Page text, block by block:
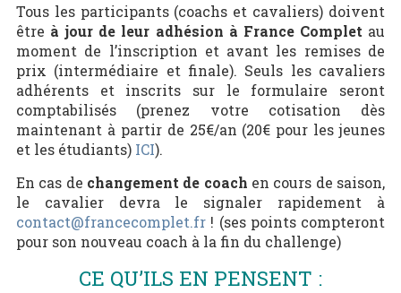
Tous les participants (coachs et cavaliers) doivent
être à jour de leur adhésion à France Complet au
moment de l’inscription et avant les remises de
prix (intermédiaire et finale). Seuls les cavaliers
adhérents et inscrits sur le formulaire seront
comptabilisés (prenez votre cotisation dès
maintenant à partir de 25€/an (20€ pour les jeunes
et les étudiants) ICI).
En cas de changement de coach en cours de saison,
le cavalier devra le signaler rapidement à
contact@francecomplet.fr! (ses points compteront
pour son nouveau coach à la fin du challenge)
CE QU’ILS EN PENSENT :